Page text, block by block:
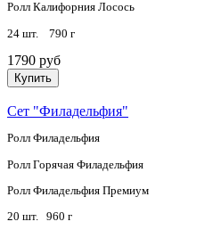
Ролл Калифорния Лосось
24 шт. 790 г
1790 руб
Купить
Сет "Филадельфия"
Ролл Филадельфия
Ролл Горячая Филадельфия
Ролл Филадельфия Премиум
20 шт. 960 г